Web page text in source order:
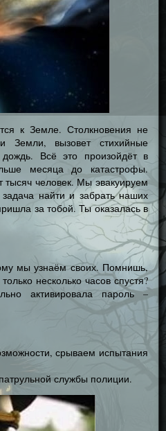
к Земле. Столкновения не
Земли, вызовет стихийные
Всё это произойдёт в
месяца до катастрофы.
тысяч человек. Мы эвакуируем
найти и забрать наших
за тобой. Ты оказалась в
мы узнаём своих. Помнишь,
несколько часов спустя?
активировала пароль –
срываем испытания
службы полиции.